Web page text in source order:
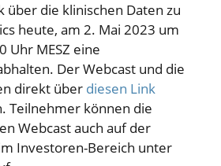
über die klinischen Daten zu
heute, am 2. Mai 2023 um
Uhr MESZ eine
Der Webcast und die
direkt über diesen Link
Teilnehmer können die
Webcast auch auf der
Investoren-Bereich unter